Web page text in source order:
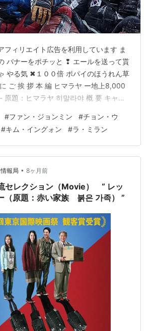
フィリエイト広告を利用しています ま
バナーをポチッと ❢ エールを送って貰
やる気 ✖１００倍 ポパイのほうれん草
ご 挨 拶 本 編 ヒマラヤ ー地上8,000
原題：ヒマラヤ 히말라야 概 要 キャス
趣味のブログを楽しむ会 映画バンザ
LIFE 洋楽好きのためのサークル 関西
外生活 フォロー・アクセスアップにエ
年にブログを創めた人のサークル …
#ファン・ジョンミン #チョン・ウ
#キム・イングォン #ラ・ミラン
報局 • 8ヶ月前
レクション（Movie） “ レッ
（原題：赤い家族 붉은 가족） ”